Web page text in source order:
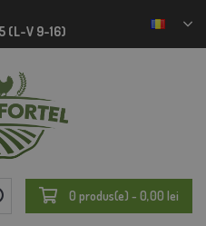
(L-V 9-16)
0 produs(e) - 0,00 lei